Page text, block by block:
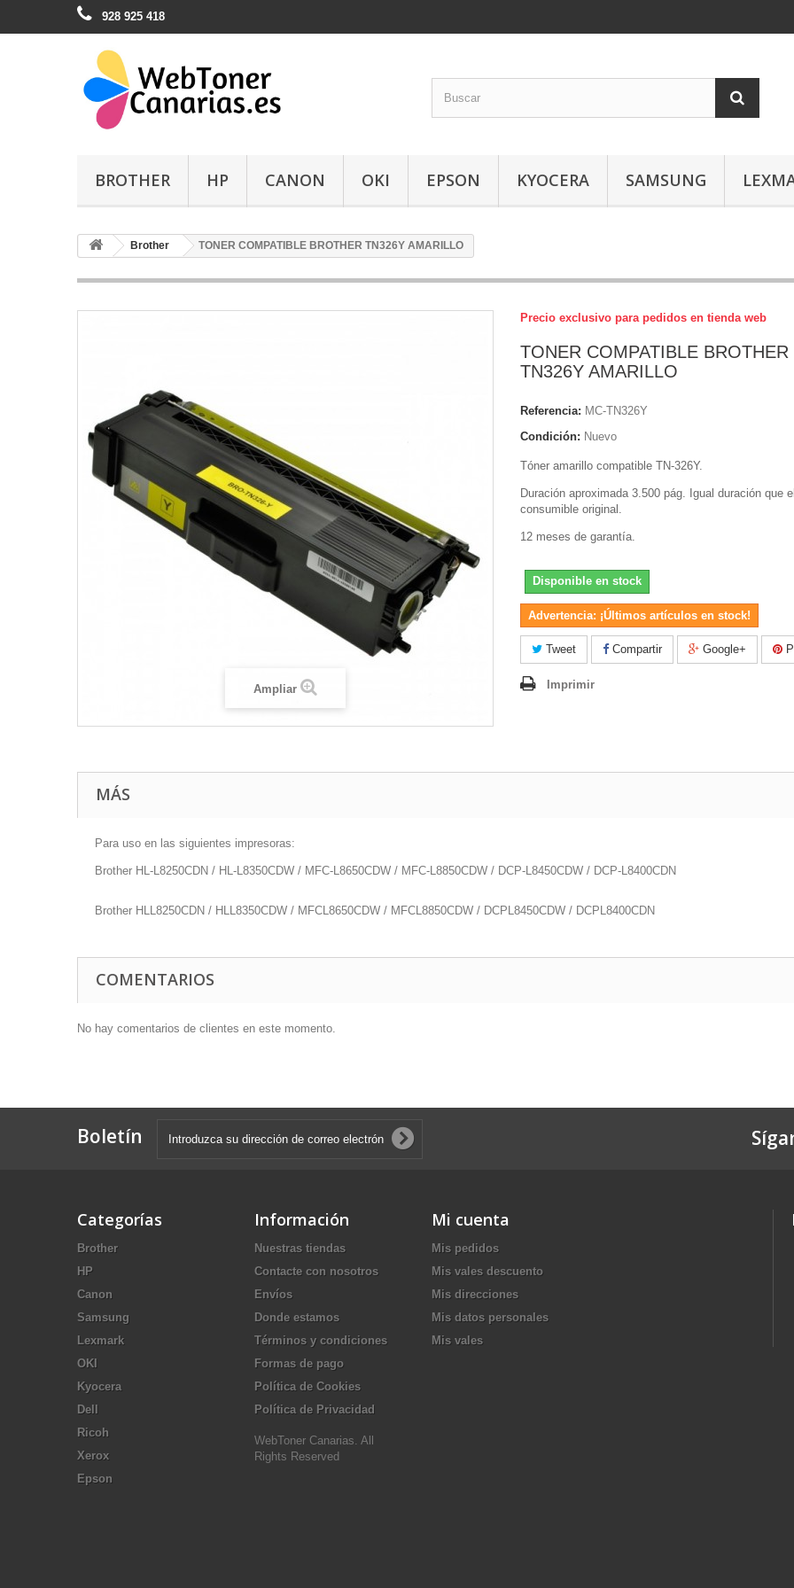
928 925 418
BROTHER HP CANON OKI EPSON KYOCERA SAMSUNG
Brother TONER COMPATIBLE BROTHER TN326Y AMARILLO
Ampliar
Precio exclusivo para pedidos en tienda web
TONER COMPATIBLE BROTHER
TN326Y AMARILLO
Referencia: MC-TN326Y
Condición: Nuevo
Tóner amarillo compatible TN-326Y.
Duración aproximada 3.500 pág. Igual duración que
consumible original.
12 meses de garantía.
Disponible en stock
Advertencia: ¡Últimos artículos en stock!
Tweet Compartir Google+
Imprimir
MÁS
Para uso en las siguientes impresoras:
Brother HL-L8250CDN / HL-L8350CDW / MFC-L8650CDW / MFC-L8850CDW / DCP-L8450CDW / DCP-L8400CDN
Brother HLL8250CDN / HLL8350CDW / MFCL8650CDW / MFCL8850CDW / DCPL8450CDW / DCPL8400CDN
COMENTARIOS
No hay comentarios de clientes en este momento.
Boletín
Categorías
Brother
HP
Canon
Samsung
Lexmark
OKI
Kyocera
Dell
Ricoh
Xerox
Epson
Información
Nuestras tiendas
Contacte con nosotros
Envíos
Donde estamos
Términos y condiciones
Formas de pago
Política de Cookies
Política de Privacidad
WebToner Canarias. All
Rights Reserved
Mi cuenta
Mis pedidos
Mis vales descuento
Mis direcciones
Mis datos personales
Mis vales